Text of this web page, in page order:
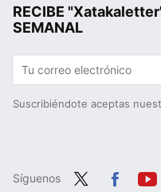
RECIBE
SEMANAL
Suscribiéndote aceptas
Síguenos